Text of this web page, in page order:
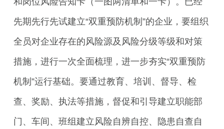
先期先行先试建立“双重预防机制”的企业，要组织
全员对企业存在的风险源及风险分级等级和对策
措施，进行一次全面梳理，进一步夯实“双重预防
机制”运行基础。要通过教育、培训、督导、检
查、奖励、执法等措施，督促和引导建立职能部
门、车间、班组建立风险自辨自控、隐患自查自